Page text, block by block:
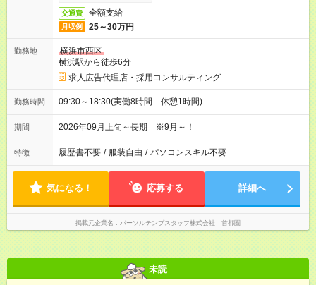
交通費 全額支給
月収例 25～30万円
勤務地
横浜市西区
横浜駅から徒歩6分
求人広告代理店・採用コンサルティング
勤務時間 09:30～18:30(実働8時間 休憩1時間)
期間 2026年09月上旬～長期 ※9月～！
特徴 履歴書不要 / 服装自由 / パソコンスキル不要
気になる！ 応募する 詳細へ
掲載元企業名 パーソルテンプスタッフ株式会社 首都圏
未読